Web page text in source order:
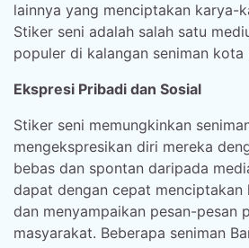
lainnya yang menciptakan karya-
Stiker seni adalah salah satu
populer di kalangan seniman kota
Ekspresi Pribadi dan Sosial
Stiker seni memungkinkan
mengekspresikan diri mereka
bebas dan spontan daripada
dapat dengan cepat menciptakan
dan menyampaikan pesan-pesan
masyarakat. Beberapa seniman